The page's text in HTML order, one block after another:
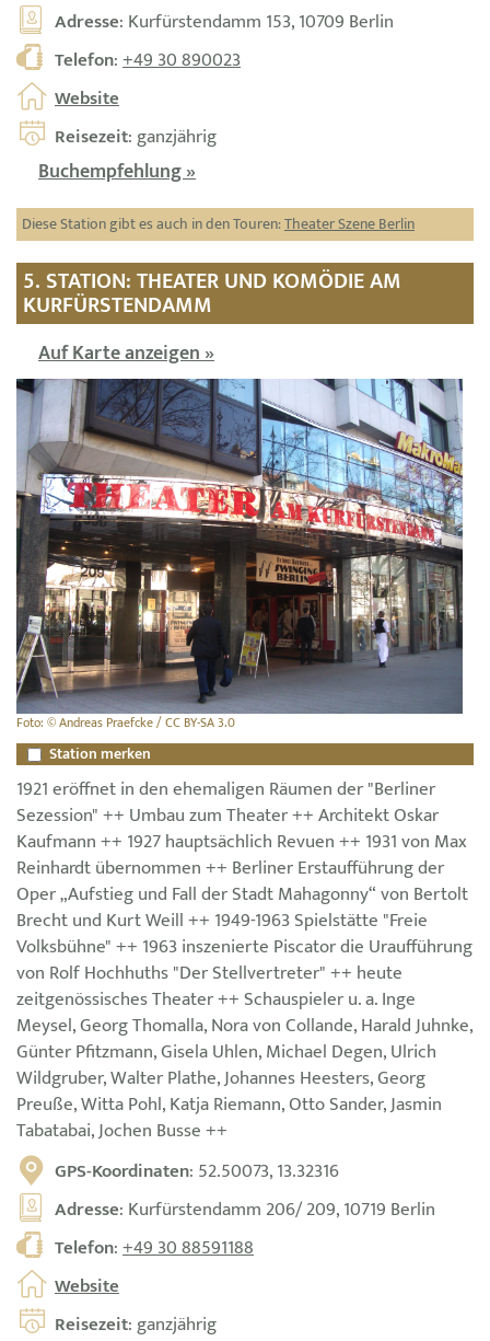
Adresse: Kurfürstendamm 153, 10709 Berlin
Telefon:+49 30 890023
Website
Reisezeit: ganzjährig
Buchempfehlung »
Diese Station gibt es auch in den Touren:Theater Szene Berlin
5. STATION: THEATER UND KOMÖDIE AM
KURFÜRSTENDAMM
Auf Karte anzeigen »
Foto: © Andreas Praefcke / CC BY-SA 3.0
Station merken
1921 eröffnet in den ehemaligen Räumen der "Berliner
Sezession" ++ Umbau zum Theater ++ Architekt Oskar
Kaufmann ++ 1927 hauptsächlich Revuen ++ 1931 von Max
Reinhardt übernommen ++ Berliner Erstaufführung der
Oper „Aufstieg und Fall der Stadt Mahagonny“ von Bertolt
Brecht und Kurt Weill ++ 1949-1963 Spielstätte "Freie
Volksbühne" ++ 1963 inszenierte Piscator die Uraufführung
von Rolf Hochhuths "Der Stellvertreter" ++ heute
zeitgenössisches Theater ++ Schauspieler u. a. Inge
Meysel, Georg Thomalla, Nora von Collande, Harald Juhnke,
Günter Pfitzmann, Gisela Uhlen, Michael Degen, Ulrich
Wildgruber, Walter Plathe, Johannes Heesters, Georg
Preuße, Witta Pohl, Katja Riemann, Otto Sander, Jasmin
Tabatabai, Jochen Busse ++
GPS-Koordinaten: 52.50073, 13.32316
Adresse: Kurfürstendamm 206/ 209, 10719 Berlin
Telefon:+49 30 88591188
Website
Reisezeit: ganzjährig